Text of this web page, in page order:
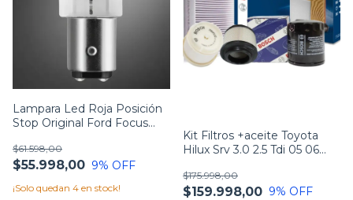
Lampara Led Roja Posición
Stop Original Ford Focus
$55.998,00
$61.598,00
9% OFF
¡Solo quedan 4 en stock!
Kit Filtros +aceite Toyota
Hilux Srv 3.0 2.5 Tdi 05 06
$159.998,00
$175.998,00
9% OFF